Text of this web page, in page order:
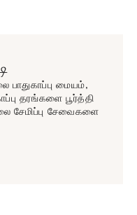
பாதுகாப்பு மையம்,
தரங்களை பூர்த்தி
சேமிப்பு சேவைகளை